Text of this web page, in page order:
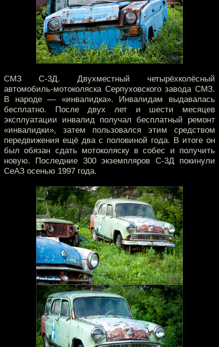
СМЗ С-3Д. Двухместный четырёхколёсный
автомобиль-мотоколяска Серпуховского завода СМЗ.
В народе — «инвалидка». Инвалидам выдавалась
бесплатно. После двух лет и шести месяцев
эксплуатации инвалид получал бесплатный ремонт
«инвалидки», затем пользовался этим средством
передвижения ещё два с половиной года. В итоге он
был обязан сдать мотоколяску в собес и получить
новую. Последние 300 экземпляров С-3Д покинули
СеАЗ осенью 1997 года.